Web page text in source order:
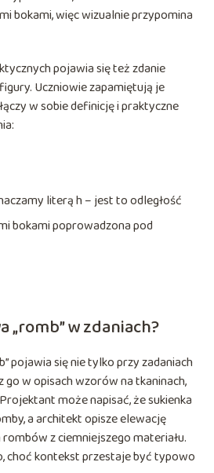
bokami, więc wizualnie przypomina
pojawia się też zdanie
Uczniowie zapamiętują je
w sobie definicję i praktyczne
literą h – jest to odległość
bokami poprowadzona pod
„romb” w zdaniach?
pojawia się nie tylko przy zadaniach
go w opisach wzorów na tkaninach,
może napisać, że sukienka
a architekt opisze elewację
z ciemniejszego materiału.
choć kontekst przestaje być typowo